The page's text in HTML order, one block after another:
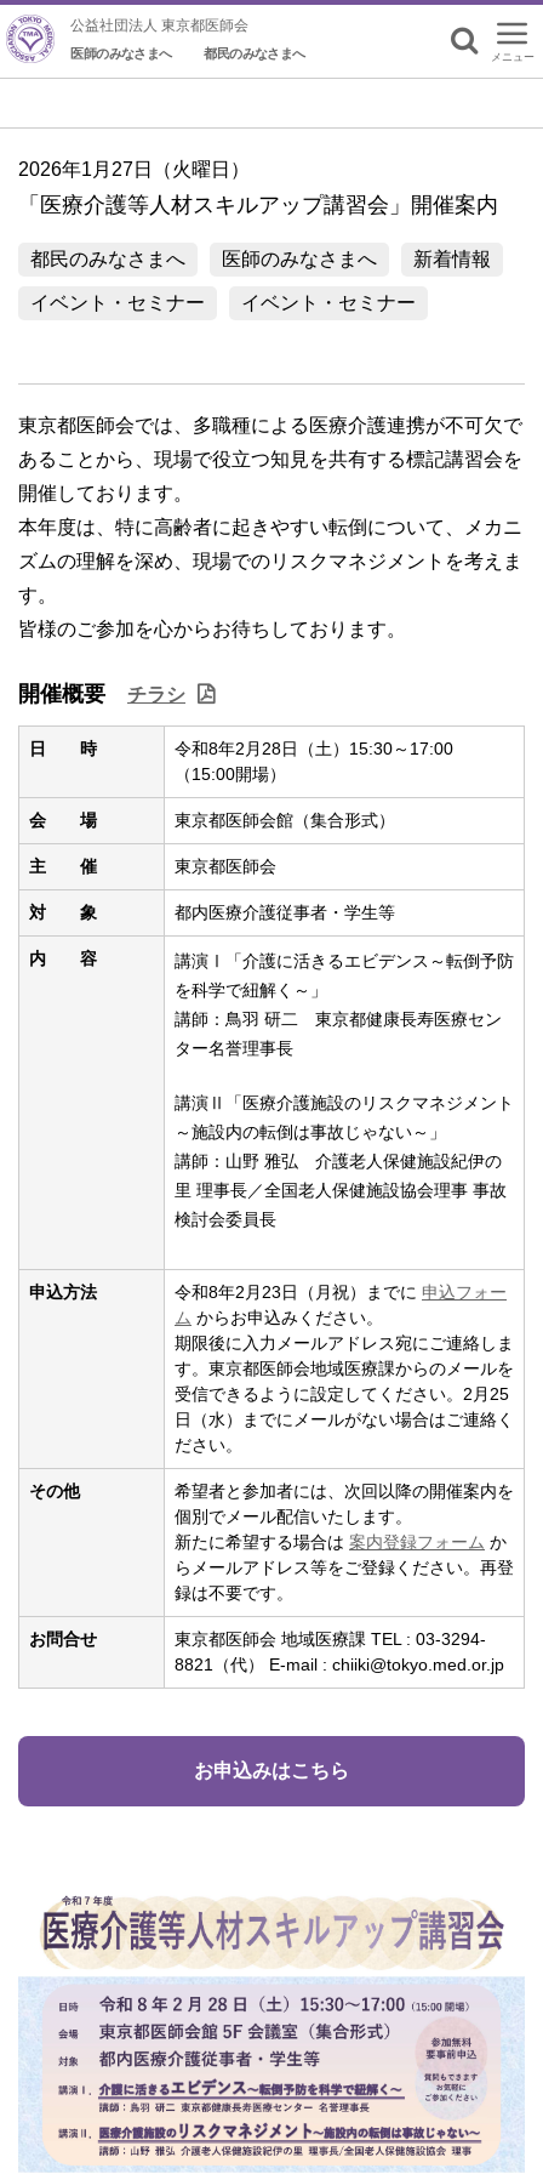
公益社団法人 東京都医師会
医師のみなさまへ 都民のみなさまへ メニュー
検索
2026年1月27日（火曜日）
「医療介護等人材スキルアップ講習会」開催案内
都民のみなさまへ 医師のみなさまへ 新着情報
イベント・セミナー イベント・セミナー
東京都医師会では、多職種による医療介護連携が不可欠で
あることから、現場で役立つ知見を共有する標記講習会を
開催しております。
本年度は、特に高齢者に起きやすい転倒について、メカニ
ズムの理解を深め、現場でのリスクマネジメントを考えま
す。
皆様のご参加を心からお待ちしております。
開催概要 チラシ
日 時
令和8年2月28日（土）15:30～17:00
（15:00開場）
会 場 東京都医師会館（集合形式）
主 催 東京都医師会
対 象 都内医療介護従事者・学生等
内 容
講演Ⅰ「介護に活きるエビデンス～転倒予防
を科学で紐解く～」
講師：鳥羽 研二 東京都健康長寿医療セン
ター名誉理事長
講演Ⅱ「医療介護施設のリスクマネジメント
～施設内の転倒は事故じゃない～」
講師：山野 雅弘 介護老人保健施設紀伊の
里 理事長／全国老人保健施設協会理事 事故
検討会委員長
申込方法 令和8年2月23日（月祝）までに 申込フォー
ム からお申込みください。
期限後に入力メールアドレス宛にご連絡しま
す。東京都医師会地域医療課からのメールを
受信できるように設定してください。2月25
日（水）までにメールがない場合はご連絡く
ださい。
その他
希望者と参加者には、次回以降の開催案内を
個別でメール配信いたします。
新たに希望する場合は 案内登録フォーム か
らメールアドレス等をご登録ください。再登
録は不要です。
お問合せ
東京都医師会 地域医療課 TEL : 03-3294-
8821（代） E-mail : chiiki@tokyo.med.or.jp
お申込みはこちら